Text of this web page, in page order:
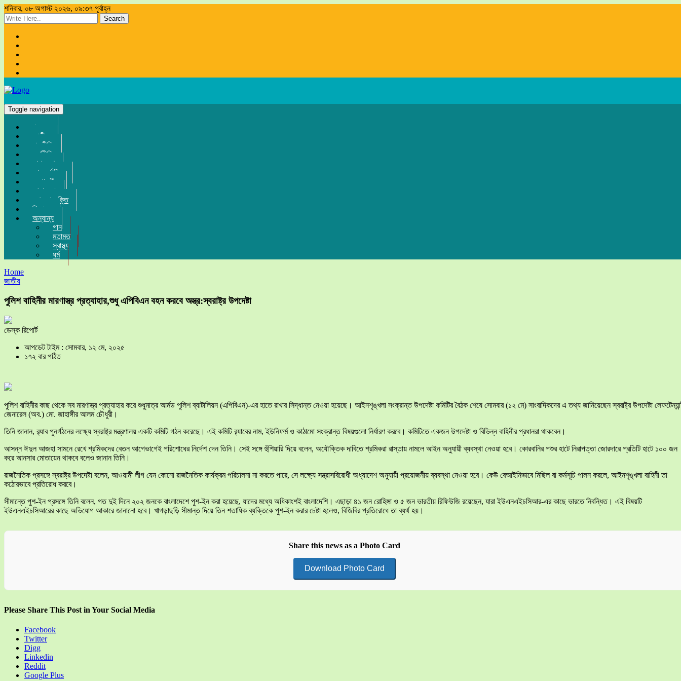
শনিবার, ০৮ অগাস্ট ২০২৬, ০৯:৩৭ পূর্বাহ্ন
Search
Toggle navigation
প্রচ্ছদ
জাতীয়
রাজনীতি
অর্থনীতি
সারা দেশ
আন্তর্জাতিক
সম্পাদকীয়
খেলা-ধুলা
তথ্য-প্রযুক্তি
বিনোদন
অন্যান্য
গান
মতামত
স্বাস্থ্য
ধর্ম
Home
জাতীয়
পুলিশ বাহিনীর মারণাস্ত্র প্রত্যাহার,শুধু এপিবিএন বহন করবে অস্ত্র:স্বরাষ্ট্র উপদেষ্টা
ডেস্ক রিপোর্ট
আপডেট টাইম : সোমবার, ১২ মে, ২০২৫
১৭২ বার পঠিত
পুলিশ বাহিনীর কাছ থেকে সব মারণাস্ত্র প্রত্যাহার করে শুধুমাত্র আর্মড পুলিশ ব্যাটালিয়ন (এপিবিএন)-এর হাতে রাখার সিদ্ধান্ত নেওয়া হয়েছে। আইনশৃঙ্খলা সংক্রান্ত উপদেষ্টা কমিটির বৈঠক শেষে সোমবার (১২ মে) সাংবাদিকদের এ তথ্য জানিয়েছেন স্বরাষ্ট্র উপদেষ্টা
জেনারেল (অব.) মো. জাহাঙ্গীর আলম চৌধুরী।
তিনি জানান, র‍্যাব পুনর্গঠনের লক্ষ্যে স্বরাষ্ট্র মন্ত্রণালয় একটি কমিটি গঠন করেছে। এই কমিটি র‍্যাবের নাম, ইউনিফর্ম ও কাঠামো সংক্রান্ত বিষয়গুলো নির্ধারণ করবে। কমিটিতে একজন উপদেষ্টা ও বিভিন্ন বাহিনীর প্রধানরা থাকবেন।
আসন্ন ঈদুল আজহা সামনে রেখে শ্রমিকদের বেতন আগেভাগেই পরিশোধের নির্দেশ দেন তিনি। সেই সঙ্গে হুঁশিয়ারি দিয়ে বলেন, অযৌক্তিক দাবিতে শ্রমিকরা রাস্তায় নামলে আইন অনুযায়ী ব্যবস্থা নেওয়া হবে। কোরবানির পশুর হাটে নিরাপত্তা জোরদারে প্রতিটি হাটে ১০০ জন
করে আনসার মোতায়েন থাকবে বলেও জানান তিনি।
রাজনৈতিক প্রসঙ্গে স্বরাষ্ট্র উপদেষ্টা বলেন, আওয়ামী লীগ যেন কোনো রাজনৈতিক কার্যক্রম পরিচালনা না করতে পারে, সে লক্ষ্যে সন্ত্রাসবিরোধী অধ্যাদেশ অনুযায়ী প্রয়োজনীয় ব্যবস্থা নেওয়া হবে। কেউ বেআইনিভাবে মিছিল বা কর্মসূচি পালন করলে, আইনশৃঙ্খলা বাহিনী তা
কঠোরভাবে প্রতিরোধ করবে।
সীমান্তে পুশ-ইন প্রসঙ্গে তিনি বলেন, গত দুই দিনে ২০২ জনকে বাংলাদেশে পুশ-ইন করা হয়েছে, যাদের মধ্যে অধিকাংশই বাংলাদেশি। এছাড়া ৪১ জন রোহিঙ্গা ও ৫ জন ভারতীয় রিফিউজি রয়েছেন, যারা ইউএনএইচসিআর-এর কাছে ভারতে নিবন্ধিত। এই বিষয়টি
ইউএনএইচসিআরের কাছে অভিযোগ আকারে জানানো হবে। খাগড়াছড়ি সীমান্ত দিয়ে তিন শতাধিক ব্যক্তিকে পুশ-ইন করার চেষ্টা হলেও, বিজিবির প্রতিরোধে তা ব্যর্থ হয়।
Share this news as a Photo Card
Download Photo Card
Please Share This Post in Your Social Media
Facebook
Twitter
Digg
Linkedin
Reddit
Google Plus